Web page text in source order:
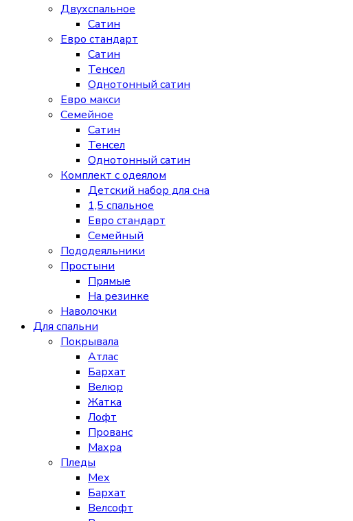
Двухспальное
Сатин
Евро стандарт
Сатин
Тенсел
Однотонный сатин
Евро макси
Семейное
Сатин
Тенсел
Однотонный сатин
Комплект с одеялом
Детский набор для сна
1,5 спальное
Евро стандарт
Семейный
Пододеяльники
Простыни
Прямые
На резинке
Наволочки
Для спальни
Покрывала
Атлас
Бархат
Велюр
Жатка
Лофт
Прованс
Махра
Пледы
Мех
Бархат
Велсофт